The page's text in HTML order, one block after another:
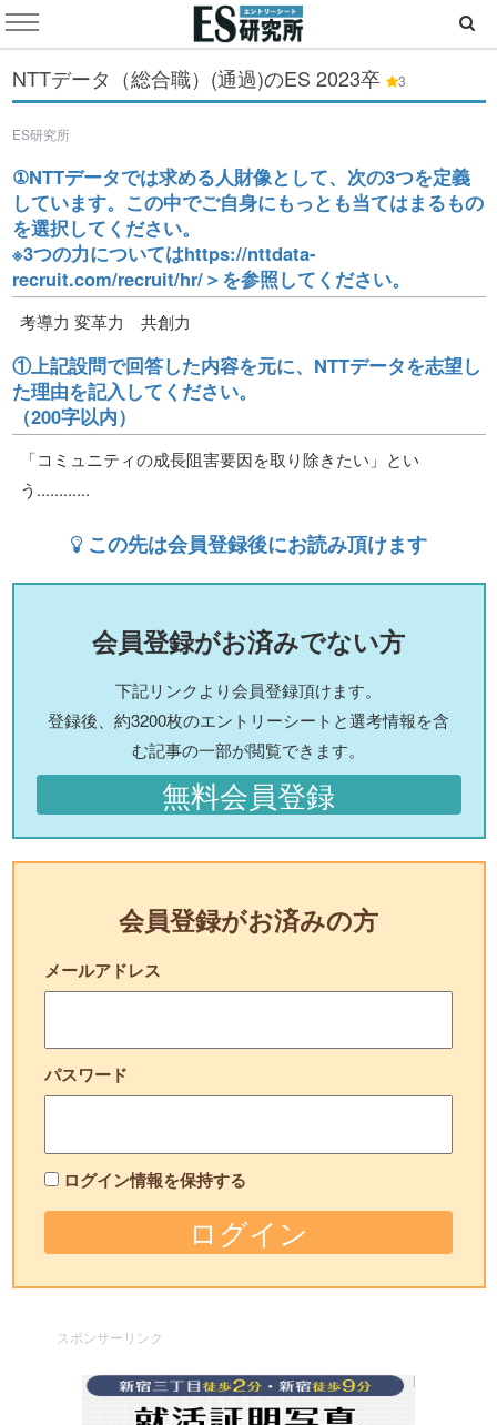
NTTデータ（総合職）(通過)のES 2023卒 3
ES研究所
①NTTデータでは求める人財像として、次の3つを定義
しています。この中でご自身にもっとも当てはまるもの
を選択してください。
※3つの力についてはhttps://nttdata-
recruit.com/recruit/hr/＞を参照してください。
考導力 変革力 共創力
①上記設問で回答した内容を元に、NTTデータを志望し
た理由を記入してください。
（200字以内）
「コミュニティの成長阻害要因を取り除きたい」とい
う............
この先は会員登録後にお読み頂けます
会員登録がお済みでない方
下記リンクより会員登録頂けます。
登録後、約3200枚のエントリーシートと選考情報を含
む記事の一部が閲覧できます。
無料会員登録
会員登録がお済みの方
メールアドレス
パスワード
ログイン情報を保持する
スポンサーリンク